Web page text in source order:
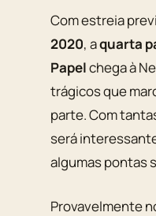
Com estreia
2020, aquarta
Papelchega à
trágicos que
parte. Com
será
algumas pontas
Provavelmente